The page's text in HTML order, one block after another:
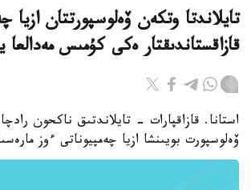
تايلاندتا وتكەن ۆەلوسپورتتان ازيا
قازاقستاندىقتار ەكى كۇمىس
استانا. قازاقپارات - تايلاندتىق ناكحون
ۆەلوسپورت بويىنشا ازيا چەمپيوناتى ءوز